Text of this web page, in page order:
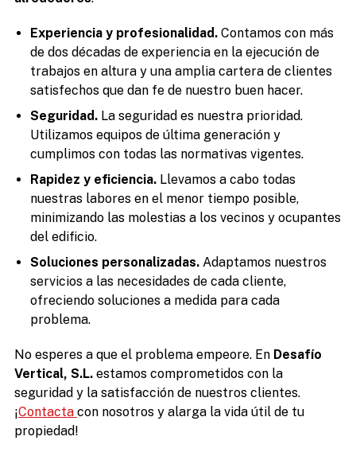
Experiencia y profesionalidad.Contamos con más
de dos décadas de experiencia en la ejecución de
trabajos en altura y una amplia cartera de clientes
satisfechos que dan fe de nuestro buen hacer.
Seguridad.La seguridad es nuestra prioridad.
Utilizamos equipos de última generación y
cumplimos con todas las normativas vigentes.
Rapidez y eficiencia. Llevamos a cabo todas
nuestras labores en el menor tiempo posible,
minimizando las molestias a los vecinos y ocupantes
del edificio.
Soluciones personalizadas.Adaptamos nuestros
servicios a las necesidades de cada cliente,
ofreciendo soluciones a medida para cada
problema.
No esperes a que el problema empeore. En Desafío
Vertical, S.L.estamos comprometidos con la
seguridad y la satisfacción de nuestros clientes.
¡Contacta con nosotros y alarga la vida útil de tu
propiedad!